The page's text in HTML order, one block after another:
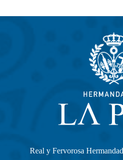
Real y Fervorosa